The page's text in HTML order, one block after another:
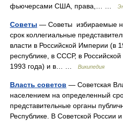
фьючерсами США, права,… …
Советы — Советы избираемые
срок коллегиальные
власти в Российской Империи (в
республике, в СССР, в
1993 года) и в… …
Википедия
Власть советов — Советская
населением на определенный
представительные органы
Республике. В Советской